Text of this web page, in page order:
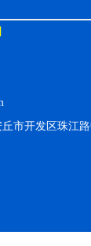
市开发区珠江